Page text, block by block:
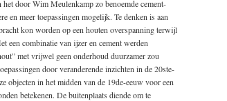
door Wim Meulenkamp zo benoemde cement-
en meer toepassingen mogelijk. Te denken is aan
kon worden op een houten overspanning terwijl
een combinatie van ijzer en cement werden
met vrijwel geen onderhoud duurzamer zou
door veranderende inzichten in de 20ste-
objecten in het midden van de 19de-eeuw voor een
betekenen. De buitenplaats diende om te